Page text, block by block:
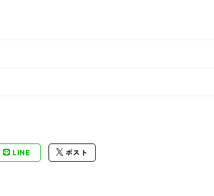
LINE ポスト